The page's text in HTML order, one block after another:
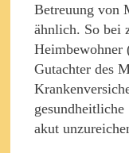
Betreuung von
ähnlich. So bei
Heimbewohner
Gutachter des
akut